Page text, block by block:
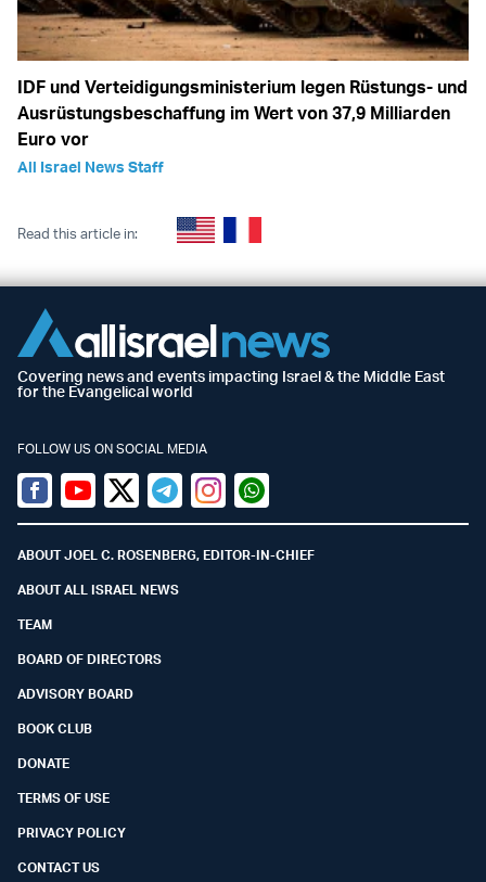
IDF und Verteidigungsministerium legen Rüstungs- und
Ausrüstungsbeschaffung im Wert von 37,9 Milliarden
Euro vor
All Israel News Staff
Read this article in:
Covering news and events impacting Israel & the Middle East
for the Evangelical world
FOLLOW US ON SOCIAL MEDIA
Facebook
YoutubeTwitter (X)
TelegramInstagramWhatsapp
ABOUT JOEL C. ROSENBERG, EDITOR-IN-CHIEF
ABOUT ALL ISRAEL NEWS
TEAM
BOARD OF DIRECTORS
ADVISORY BOARD
BOOK CLUB
DONATE
TERMS OF USE
PRIVACY POLICY
CONTACT US